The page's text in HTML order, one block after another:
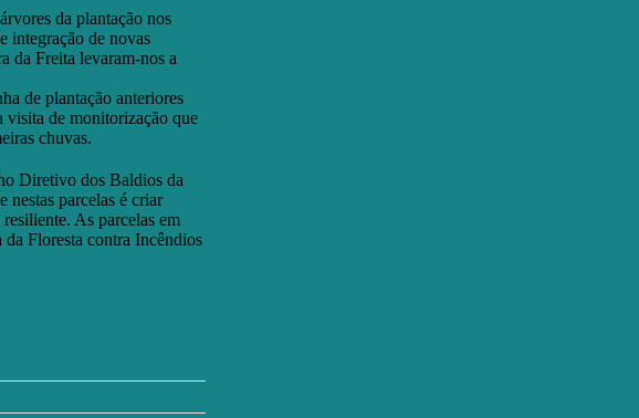
da plantação nos
integração de novas
da Freita levaram-nos a
de plantação anteriores
visita de monitorização que
chuvas.
Diretivo dos Baldios da
parcelas é criar
As parcelas em
Floresta contra Incêndios